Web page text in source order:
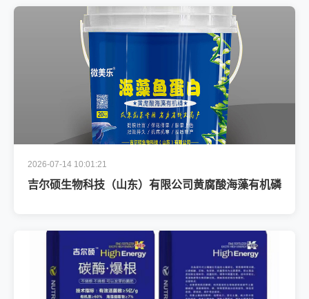
2026-07-14 10:01:21
吉尔硕生物科技（山东）有限公司黄腐酸海藻有机磷